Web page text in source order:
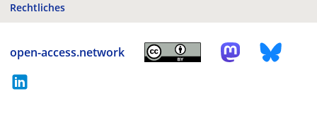
Rechtliches
open-access.network